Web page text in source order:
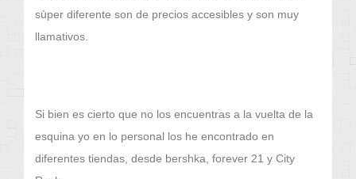
sùper diferente son de precios accesibles y son muy
llamativos.
Si bien es cierto que no los encuentras a la vuelta de la
esquina yo en lo personal los he encontrado en
diferentes tiendas, desde bershka, forever 21 y City